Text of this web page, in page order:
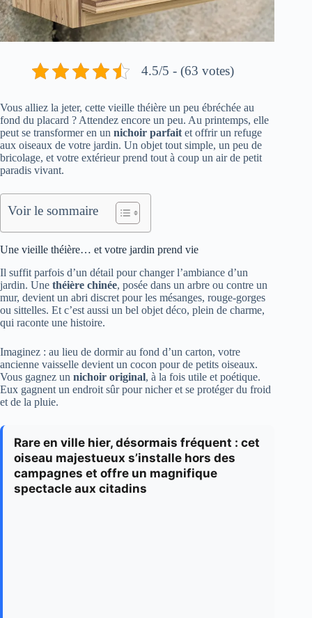
4.5/5 - (63 votes)
Vous alliez la jeter, cette vieille théière un peu ébréchée au
fond du placard ? Attendez encore un peu. Au printemps, elle
peut se transformer en un nichoir parfait et offrir un refuge
aux oiseaux de votre jardin. Un objet tout simple, un peu de
bricolage, et votre extérieur prend tout à coup un air de petit
paradis vivant.
Voir le sommaire
Une vieille théière… et votre jardin prend vie
Il suffit parfois d’un détail pour changer l’ambiance d’un
jardin. Une théière chinée, posée dans un arbre ou contre un
mur, devient un abri discret pour les mésanges, rouge-gorges
ou sittelles. Et c’est aussi un bel objet déco, plein de charme,
qui raconte une histoire.
Imaginez : au lieu de dormir au fond d’un carton, votre
ancienne vaisselle devient un cocon pour de petits oiseaux.
Vous gagnez un nichoir original, à la fois utile et poétique.
Eux gagnent un endroit sûr pour nicher et se protéger du froid
et de la pluie.
Rare en ville hier, désormais fréquent : cet
oiseau majestueux s’installe hors des
campagnes et offre un magnifique
spectacle aux citadins